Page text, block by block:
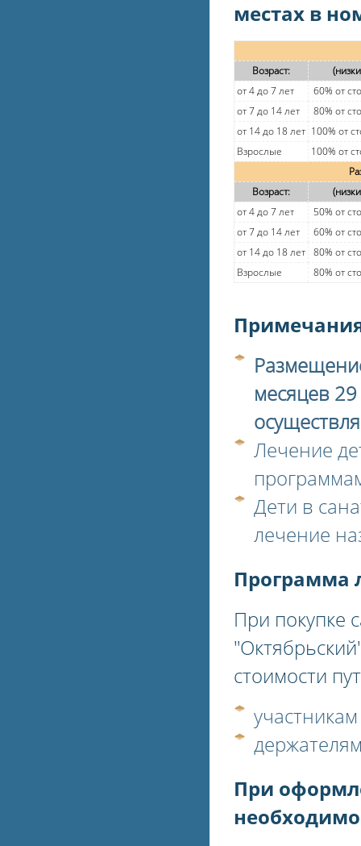
местах в
Возраст:
от 4 до 7 лет
60% от
от 7 до 14 лет
80% от
от 14 до 18 лет 100% от
Взрослые
100% от
Возраст:
от 4 до 7 лет
50% от
от 7 до 14 лет
60% от
от 14 до 18 лет
80% от
Взрослые
80% от
месяцев
Лечение
Дети в
лечение
Программа
При покупке
стоимости
При